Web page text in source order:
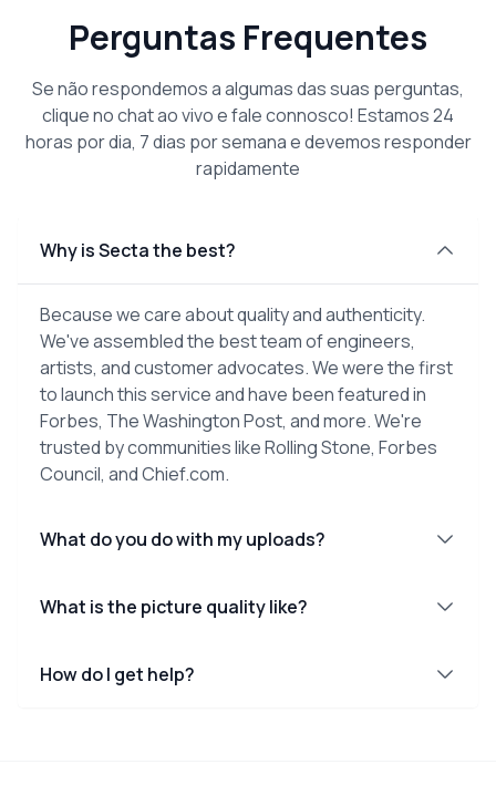
Perguntas Frequentes
Se não respondemos a algumas das suas perguntas,
clique no chat ao vivo e fale connosco! Estamos 24
horas por dia, 7 dias por semana e devemos responder
rapidamente
Why is Secta the best?
Because we care about quality and authenticity.
We've assembled the best team of engineers,
artists, and customer advocates. We were the first
to launch this service and have been featured in
Forbes, The Washington Post, and more. We're
trusted by communities like Rolling Stone, Forbes
Council, and Chief.com.
What do you do with my uploads?
What is the picture quality like?
How do I get help?